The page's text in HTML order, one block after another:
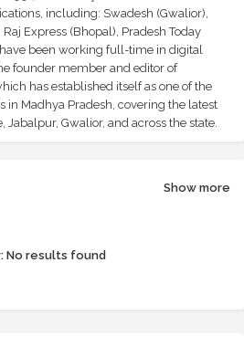
including: Swadesh (Gwalior),
Express (Bhopal), Pradesh Today
been working full-time in digital
founder member and editor of
has established itself as one of the
in Madhya Pradesh, covering the latest
Gwalior, and across the state.
Show more
No results found